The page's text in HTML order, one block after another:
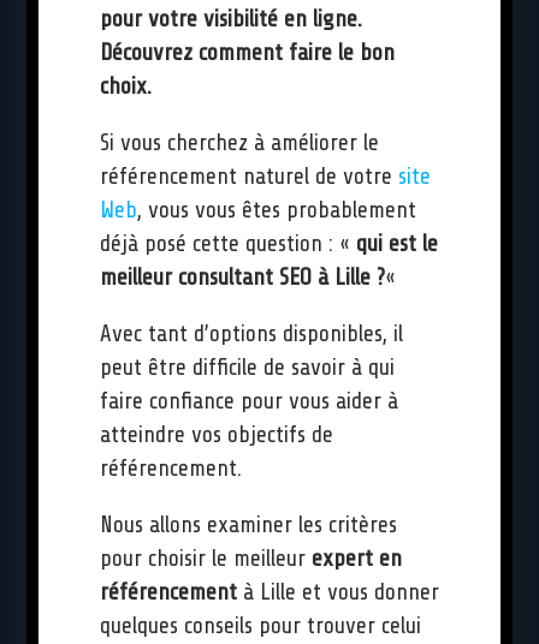
pour votre visibilité en ligne.
Découvrez comment faire le bon
choix.
Si vous cherchez à améliorer le
référencement naturel de votre site
Web, vous vous êtes probablement
déjà posé cette question : « qui est le
meilleur consultant SEO à Lille ?«
Avec tant d’options disponibles, il
peut être difficile de savoir à qui
faire confiance pour vous aider à
atteindre vos objectifs de
référencement.
Nous allons examiner les critères
pour choisir le meilleur expert en
référencementà Lille et vous donner
quelques conseils pour trouver celui